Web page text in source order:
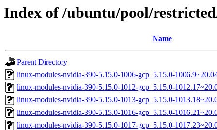
Index of /ubuntu/pool/
Name
Parent Directory
linux-modules-nvidia-390-5.15.0-1006-gcp_5.15.0-
linux-modules-nvidia-390-5.15.0-1012-gcp_5.15.0-
linux-modules-nvidia-390-5.15.0-1013-gcp_5.15.0-
linux-modules-nvidia-390-5.15.0-1016-gcp_5.15.0-
linux-modules-nvidia-390-5.15.0-1017-gcp_5.15.0-